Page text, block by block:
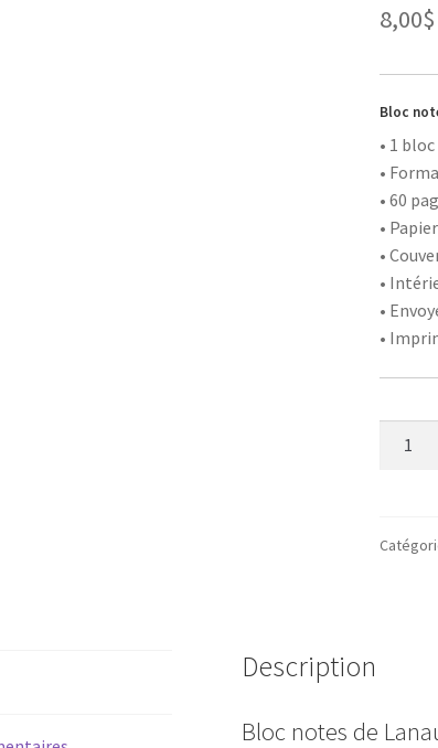
8,00$
Bloc
• 1
•
• 60
•
•
•
•
•
Description
Bloc notes de